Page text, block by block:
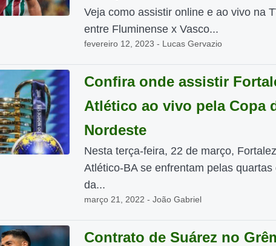
Veja como assistir online e ao vivo na
entre Fluminense x Vasco...
fevereiro 12, 2023 - Lucas Gervazio
Confira onde assistir
Atlético ao vivo pela Copa
Nordeste
Nesta terça-feira, 22 de março,
Atlético-BA se enfrentam pelas quartas
da...
março 21, 2022 - João Gabriel
Contrato de Suárez no